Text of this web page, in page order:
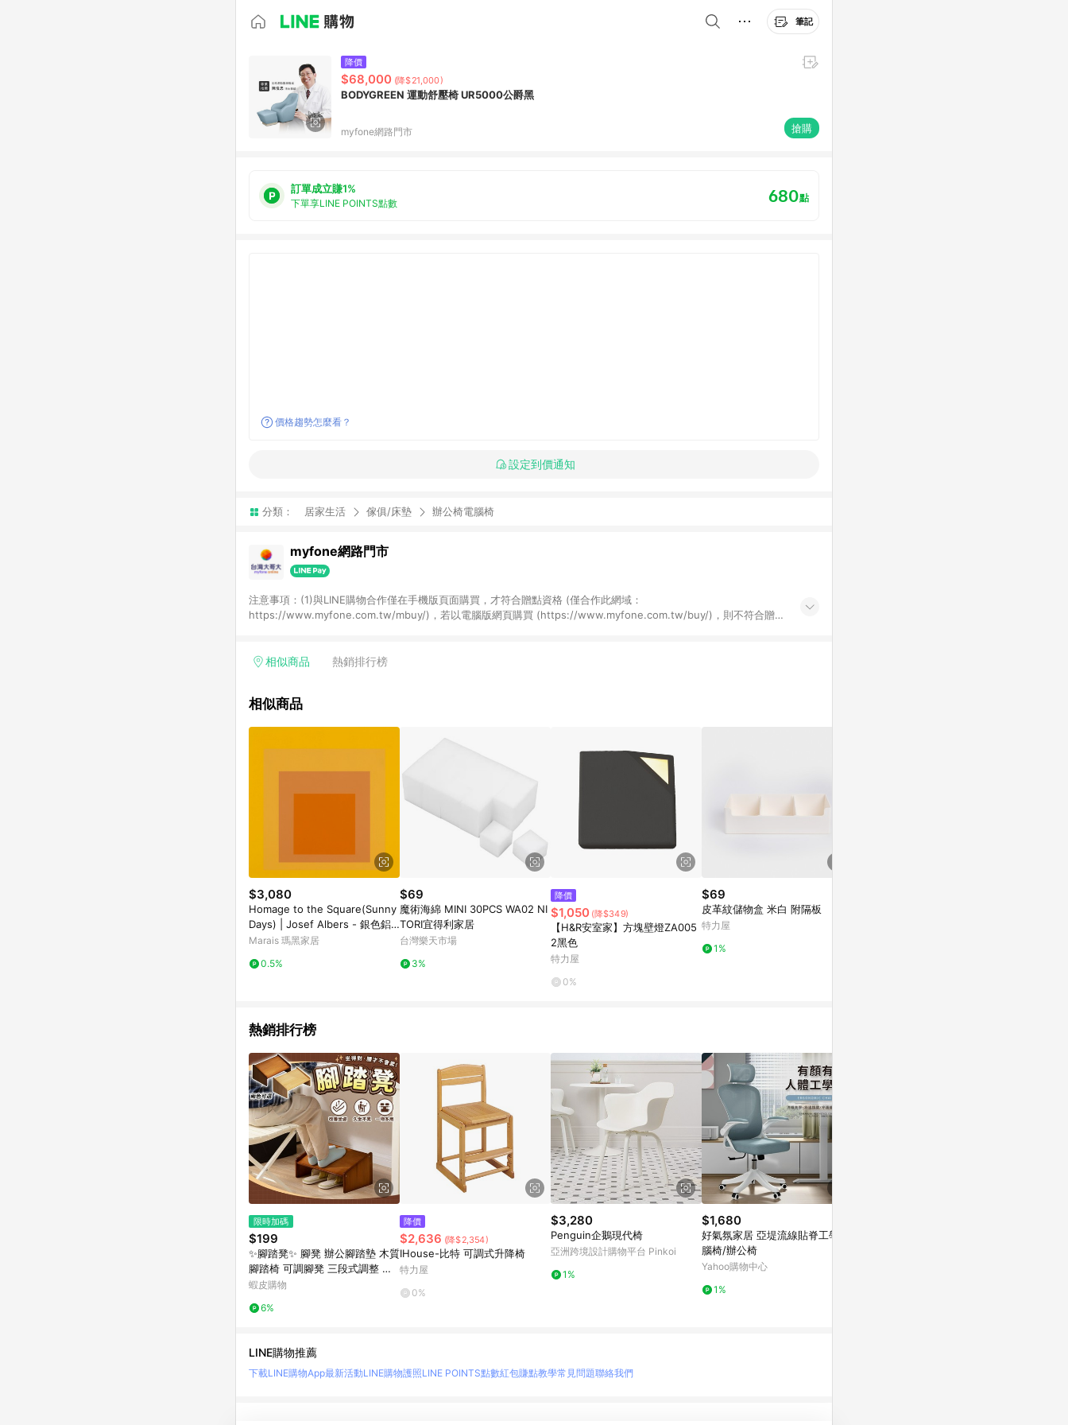
筆記
降價
$68,000 (降$21,000)
BODYGREEN 運動舒壓椅 UR5000公爵黑
myfone網路門市 搶購
訂單成立賺1%
下單享LINE POINTS點數 680點
價格趨勢怎麼看？
設定到價通知
分類： 居家生活 傢俱/床墊 辦公椅電腦椅
myfone網路門市
注意事項：(1)與LINE購物合作僅在手機版頁面購買，才符合贈點資格 (僅合作此網域：
https://www.myfone.com.tw/mbuy/)，若以電腦版網頁購買 (https://www.myfone.com.tw/buy/)，則不符合贈點
點回饋資格(4)需透過LINE購物前往並在同一瀏覽器於24小時內結帳才享有回饋，點數將於廠商出貨後30天前後發送；
相似商品 熱銷排行榜
相似商品
$3,080
Homage to the Square(Sunny
Days) | Josef Albers - 銀色鋁
框-中尺寸
Marais 瑪黑家居
0.5%
$69
魔術海綿 MINI 30PCS WA02 NI
TORI宜得利家居
台灣樂天市場
3%
降價
$1,050 (降$349)
【H&R安室家】方塊壁燈ZA005
2黑色
特力屋
0%
$69
皮革紋儲物盒 米白 附隔板
特力屋
1%
熱銷排行榜
限時加碼
$199
✨腳踏凳✨ 腳凳 辦公腳踏墊 木質
腳踏椅 可調腳凳 三段式調整 腳
底支撐墊 小孩穿鞋椅 沙發墊腳板
蝦皮購物
6%
降價
$2,636 (降$2,354)
IHouse-比特 可調式升降椅
特力屋
0%
$3,280
Penguin企鵝現代椅
亞洲跨境設計購物平台 Pinkoi
1%
$1,680
好氣氛家居 亞堤流線貼脊工學電
腦椅/辦公椅
Yahoo購物中心
1%
LINE購物推薦
下載LINE購物App最新活動LINE購物護照LINE POINTS點數紅包賺點教學常見問題聯絡我們